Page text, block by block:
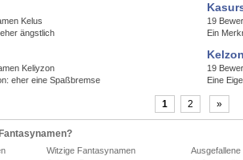
Kelus
ängstlich
19
Ein
Keliyzon
eher eine Spaßbremse
19
Eine
1 2 »
Witzige Fantasynamen